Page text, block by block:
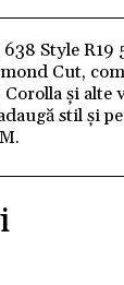
Style
Cut,
Corolla și
stil și